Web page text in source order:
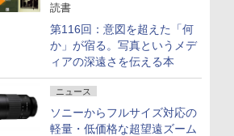
読書
第116回：意図を超えた「何
か」が宿る。写真というメデ
ィアの深遠さを伝える本
ニュース
ソニーからフルサイズ対応の
軽量・低価格な超望遠ズーム